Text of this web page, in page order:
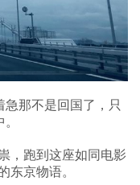
急那不是回国了，只
，跑到这座如同电影
东京物语。